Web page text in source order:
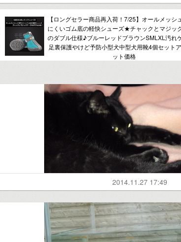
【ロングセラー商品再入荷！7/25】オールメッシ
にくいゴム底の軽快シューズ★チャックとマジッ
のダブル仕様♪ブルーレッドブラウンSMLXL汚れ
足裏保護やけど予防小型犬中型犬用靴4個セット
ット価格
2014.11.27 17:49